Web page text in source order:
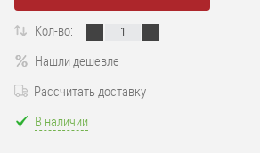
Кол-во:
Нашли дешевле
Рассчитать доставку
В наличии